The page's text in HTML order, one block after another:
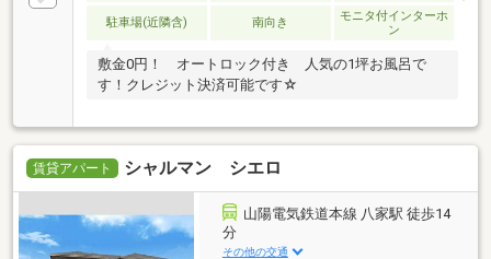
駐車場(近隣含) 南向き
モニタ付インターホ
ン
敷金0円！ オートロック付き 人気の1坪お風呂で
す！クレジット決済可能です☆
賃貸アパート シャルマン シエロ
山陽電気鉄道本線 八家駅 徒歩14
分
その他の交通